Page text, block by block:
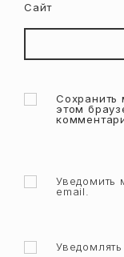
Сайт
Сохранить
этом
Уведомить
email.